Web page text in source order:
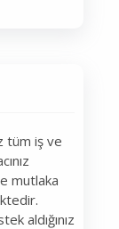
tüm iş ve
mutlaka
aldığınız